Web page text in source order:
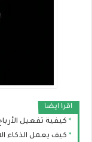
اقرا ايضا
كيفية تفعيل
كيف يعمل الذكاء